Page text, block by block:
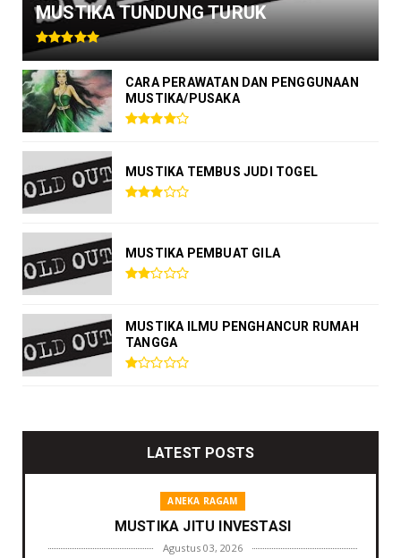
MUSTIKA TUNDUNG TURUK
CARA PERAWATAN DAN PENGGUNAAN
MUSTIKA/PUSAKA
MUSTIKA TEMBUS JUDI TOGEL
MUSTIKA PEMBUAT GILA
MUSTIKA ILMU PENGHANCUR RUMAH
TANGGA
LATEST POSTS
ANEKA RAGAM
MUSTIKA JITU INVESTASI
Agustus 03, 2026